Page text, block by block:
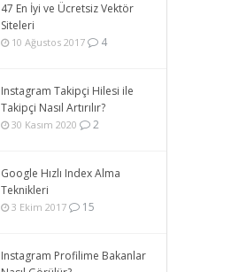
47 En İyi ve Ücretsiz Vektör
Siteleri
10 Ağustos 2017 4
Instagram Takipçi Hilesi ile
Takipçi Nasıl Artırılır?
30 Kasım 2020 2
Google Hızlı Index Alma
Teknikleri
3 Ekim 2017 15
Instagram Profilime Bakanlar